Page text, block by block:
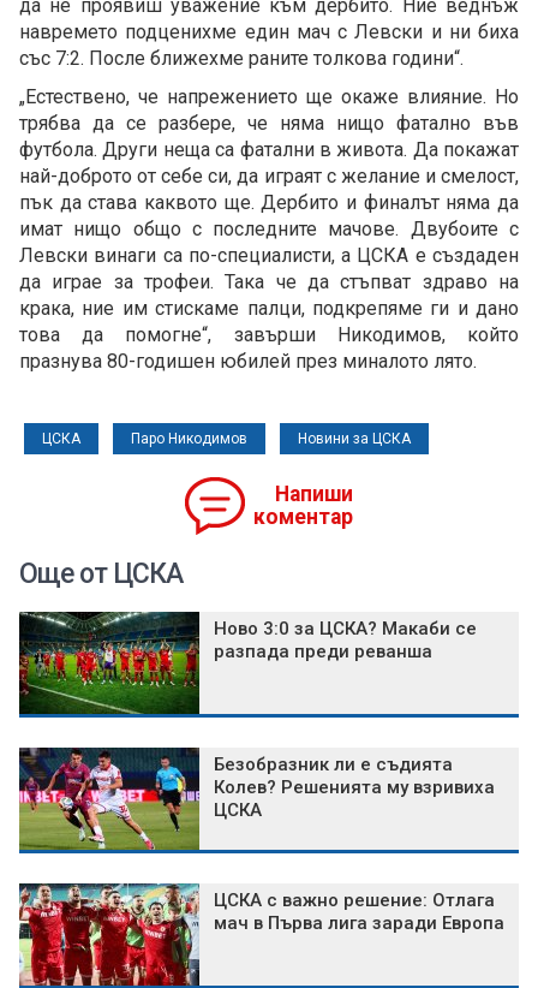
да не проявиш уважение към дербито. Ние веднъж
навремето подценихме един мач с Левски и ни биха
със 7:2. После ближехме раните толкова години“.
„Естествено, че напрежението ще окаже влияние. Но
трябва да се разбере, че няма нищо фатално във
футбола. Други неща са фатални в живота. Да покажат
най-доброто от себе си, да играят с желание и смелост,
пък да става каквото ще. Дербито и финалът няма да
имат нищо общо с последните мачове. Двубоите с
Левски винаги са по-специалисти, а ЦСКА е създаден
да играе за трофеи. Така че да стъпват здраво на
крака, ние им стискаме палци, подкрепяме ги и дано
това да помогне“, завърши Никодимов, който
празнува 80-годишен юбилей през миналото лято.
ЦСКА Паро Никодимов Новини за ЦСКА
Напиши
коментар
Още от ЦСКА
Ново 3:0 за ЦСКА? Макаби се
разпада преди реванша
Безобразник ли е съдията
Колев? Решенията му взривиха
ЦСКА
ЦСКА с важно решение: Отлага
мач в Първа лига заради Европа